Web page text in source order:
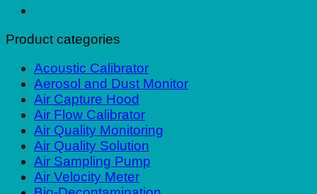
Product categories
Acoustic Calibrator
Aerosol and Dust Monitor
Air Capture Hood
Air Flow Calibrator
Air Quality Monitoring
Air Quality Solution
Air Sampling Pump
Air Velocity Meter